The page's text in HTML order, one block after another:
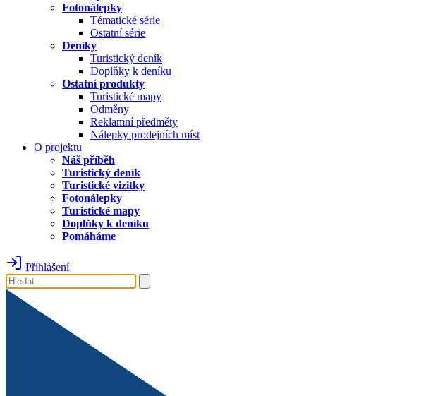
Fotonálepky
Tématické série
Ostatní série
Deníky
Turistický deník
Doplňky k deníku
Ostatní produkty
Turistické mapy
Odměny
Reklamní předměty
Nálepky prodejních míst
O projektu
Náš příběh
Turistický deník
Turistické vizitky
Fotonálepky
Turistické mapy
Doplňky k deníku
Pomáháme
Přihlášení